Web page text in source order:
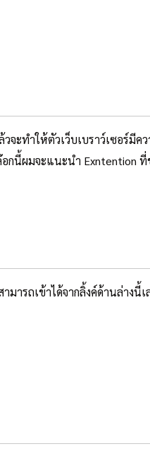
จะทำให้ตัวเว็บเบราว์เซอร์มีค
กนี้ผมจะแนะนำ Exntention ที่
ารถเข้าได้จากลิ้งค์ด้านล่างนี้เ